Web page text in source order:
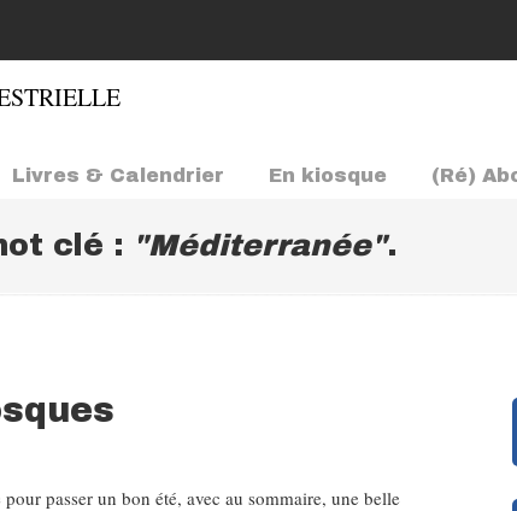
Livres & Calendrier En kiosque (Ré)
clé : "Méditerranée".
passer un bon été, avec au sommaire, une belle